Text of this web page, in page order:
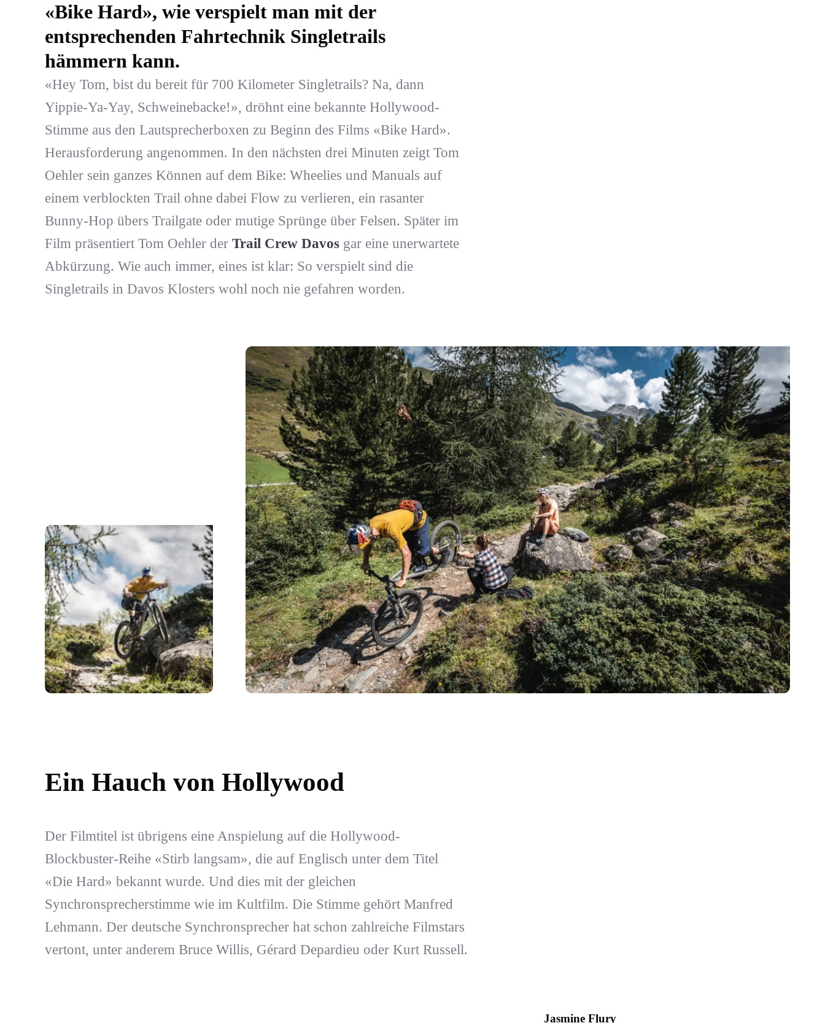
«Bike Hard», wie verspielt man mit der
entsprechenden Fahrtechnik Singletrails
hämmern kann.
«Hey Tom, bist du bereit für 700 Kilometer Singletrails? Na, dann
Yippie-Ya-Yay, Schweinebacke!», dröhnt eine bekannte Hollywood-
Stimme aus den Lautsprecherboxen zu Beginn des Films «Bike Hard».
Herausforderung angenommen. In den nächsten drei Minuten zeigt Tom
Oehler sein ganzes Können auf dem Bike: Wheelies und Manuals auf
einem verblockten Trail ohne dabei Flow zu verlieren, ein rasanter
Bunny-Hop übers Trailgate oder mutige Sprünge über Felsen. Später im
Film präsentiert Tom Oehler der Trail Crew Davosgar eine unerwartete
Abkürzung. Wie auch immer, eines ist klar: So verspielt sind die
Singletrails in Davos Klosters wohl noch nie gefahren worden.
Ein Hauch von Hollywood
Der Filmtitel ist übrigens eine Anspielung auf die Hollywood-
Blockbuster-Reihe «Stirb langsam», die auf Englisch unter dem Titel
«Die Hard» bekannt wurde. Und dies mit der gleichen
Synchronsprecherstimme wie im Kultfilm. Die Stimme gehört Manfred
Lehmann. Der deutsche Synchronsprecher hat schon zahlreiche Filmstars
vertont, unter anderem Bruce Willis, Gérard Depardieu oder Kurt Russell.
Jasmine Flury